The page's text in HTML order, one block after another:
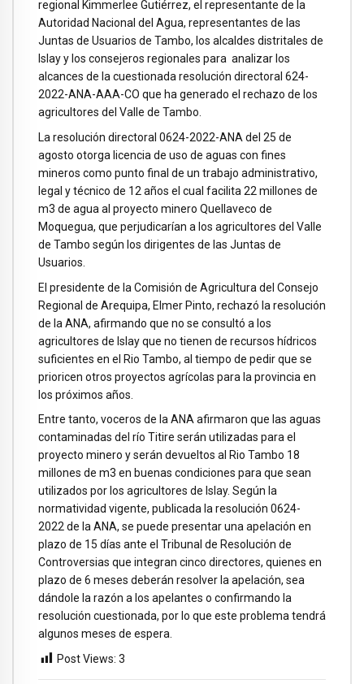
regional Kimmerlee Gutiérrez, el representante de la
Autoridad Nacional del Agua, representantes de las
Juntas de Usuarios de Tambo, los alcaldes distritales de
Islay y los consejeros regionales para analizar los
alcances de la cuestionada resolución directoral 624-
2022-ANA-AAA-CO que ha generado el rechazo de los
agricultores del Valle de Tambo.
La resolución directoral 0624-2022-ANA del 25 de
agosto otorga licencia de uso de aguas con fines
mineros como punto final de un trabajo administrativo,
legal y técnico de 12 años el cual facilita 22 millones de
m3 de agua al proyecto minero Quellaveco de
Moquegua, que perjudicarían a los agricultores del Valle
de Tambo según los dirigentes de las Juntas de
Usuarios.
El presidente de la Comisión de Agricultura del Consejo
Regional de Arequipa, Elmer Pinto, rechazó la resolución
de la ANA, afirmando que no se consultó a los
agricultores de Islay que no tienen de recursos hídricos
suficientes en el Rio Tambo, al tiempo de pedir que se
prioricen otros proyectos agrícolas para la provincia en
los próximos años.
Entre tanto, voceros de la ANA afirmaron que las aguas
contaminadas del río Titire serán utilizadas para el
proyecto minero y serán devueltos al Rio Tambo 18
millones de m3 en buenas condiciones para que sean
utilizados por los agricultores de Islay. Según la
normatividad vigente, publicada la resolución 0624-
2022 de la ANA, se puede presentar una apelación en
plazo de 15 días ante el Tribunal de Resolución de
Controversias que integran cinco directores, quienes en
plazo de 6 meses deberán resolver la apelación, sea
dándole la razón a los apelantes o confirmando la
resolución cuestionada, por lo que este problema tendrá
algunos meses de espera.
Post Views: 3